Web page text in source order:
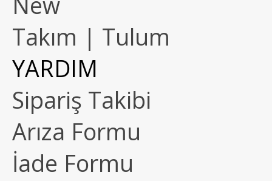
Takım | Tulum
YARDIM
Sipariş Takibi
Arıza Formu
İade Formu